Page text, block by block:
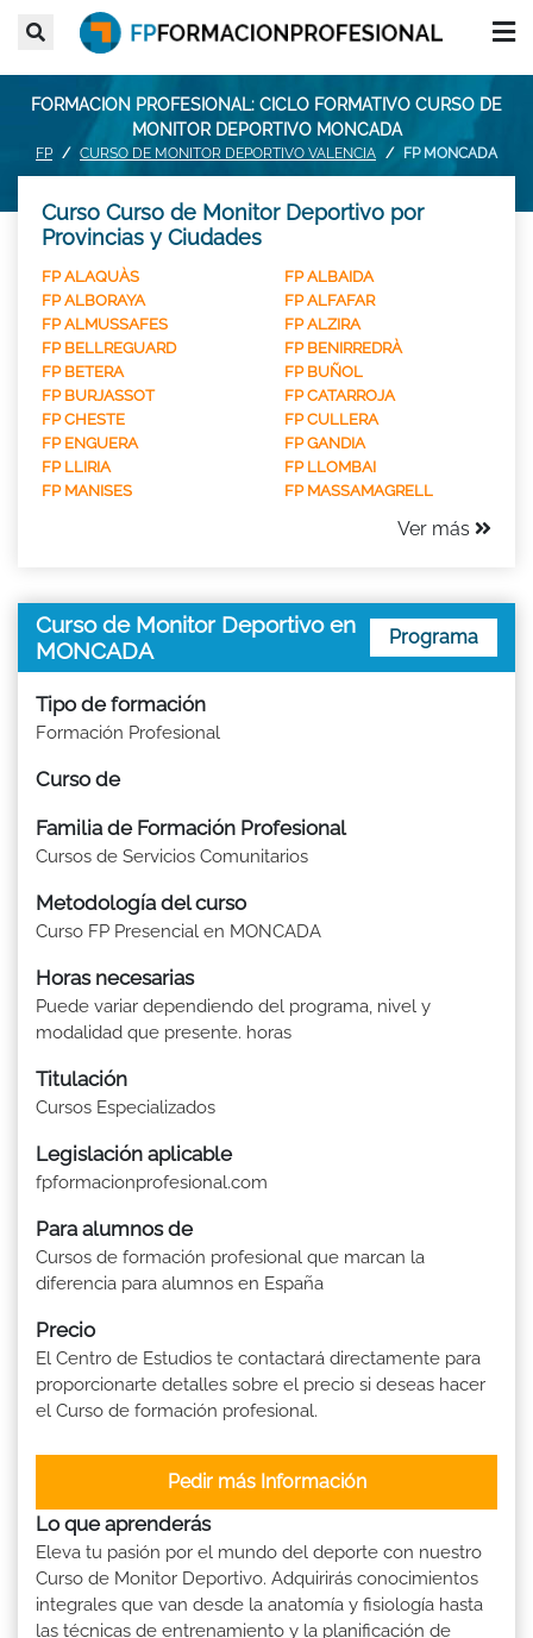
FORMACION PROFESIONAL: CICLO FORMATIVO CURSO DE
MONITOR DEPORTIVO MONCADA
FP CURSO DE MONITOR DEPORTIVO VALENCIA FP MONCADA
Curso Curso de Monitor Deportivo por
Provincias y Ciudades
FP ALAQUÀS
FP ALBAIDA
FP ALBORAYA
FP ALFAFAR
FP ALMUSSAFES
FP ALZIRA
FP BELLREGUARD
FP BENIRREDRÀ
FP BETERA
FP BUÑOL
FP BURJASSOT
FP CATARROJA
FP CHESTE
FP CULLERA
FP ENGUERA
FP GANDIA
FP LLIRIA
FP LLOMBAI
FP MANISES
FP MASSAMAGRELL
Ver más
Curso de Monitor Deportivo en
MONCADA
Programa
Tipo de formación
Formación Profesional
Curso de
Familia de Formación Profesional
Cursos de Servicios Comunitarios
Metodología del curso
Curso FP Presencial en MONCADA
Horas necesarias
Puede variar dependiendo del programa, nivel y
modalidad que presente. horas
Titulación
Cursos Especializados
Legislación aplicable
fpformacionprofesional.com
Para alumnos de
Cursos de formación profesional que marcan la
diferencia para alumnos en España
Precio
El Centro de Estudios te contactará directamente para
proporcionarte detalles sobre el precio si deseas hacer
el Curso de formación profesional.
Pedir más Información
Lo que aprenderás
Eleva tu pasión por el mundo del deporte con nuestro
Curso de Monitor Deportivo. Adquirirás conocimientos
integrales que van desde la anatomía y fisiología hasta
las técnicas de entrenamiento y la planificación de